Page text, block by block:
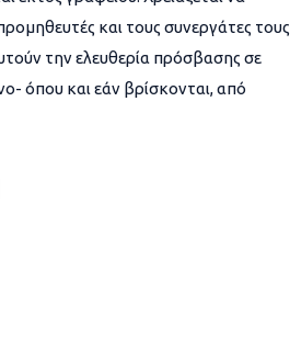
και τους συνεργάτες τους
την ελευθερία πρόσβασης σε
όπου και εάν βρίσκονται, από